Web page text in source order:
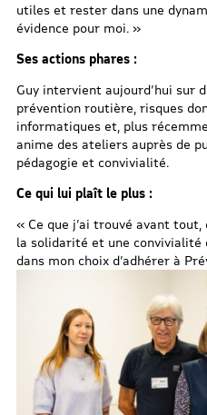
utiles et rester dans une
évidence pour moi. »
Ses actions phares :
Guy intervient aujourd’hui sur
prévention routière, risques
informatiques et, plus
anime des ateliers auprès de
pédagogie et convivialité.
Ce qui lui plaît le plus :
« Ce que j’ai trouvé avant tout,
la solidarité et une
dans mon choix d’adhérer à